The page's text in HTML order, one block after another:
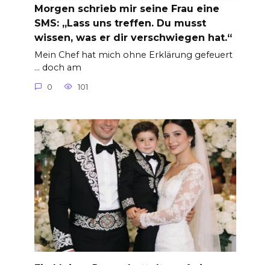
Morgen schrieb mir seine Frau eine
SMS: „Lass uns treffen. Du musst
wissen, was er dir verschwiegen hat.“
Mein Chef hat mich ohne Erklärung gefeuert
… doch am
0 101